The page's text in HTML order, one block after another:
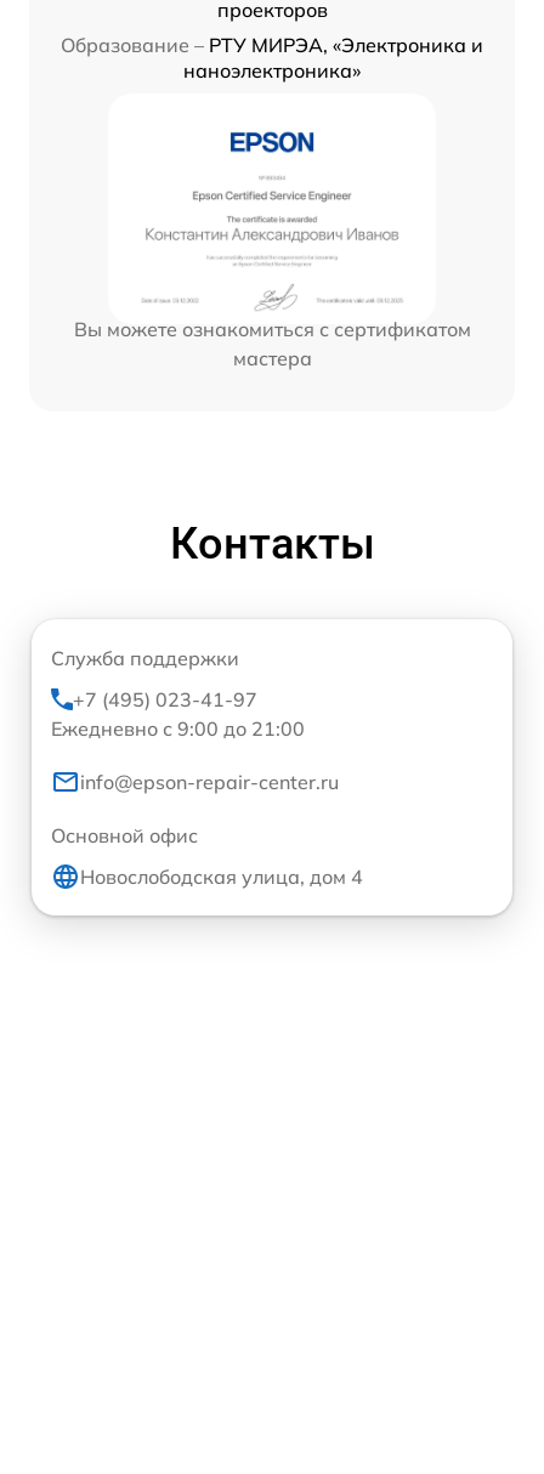
проекторов
Образование – РТУ МИРЭА, «Электроника и
наноэлектроника»
Вы можете ознакомиться с сертификатом
мастера
Контакты
Служба поддержки
+7 (495) 023-41-97
Ежедневно с 9:00 до 21:00
info@epson-repair-center.ru
Основной офис
Новослободская улица, дом 4